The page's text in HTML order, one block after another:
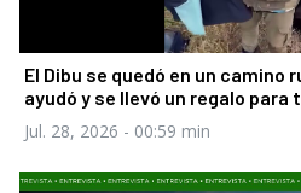
El Dibu se quedó en un camino
ayudó y se llevó un regalo para
Jul. 28, 2026 - 00:59 min